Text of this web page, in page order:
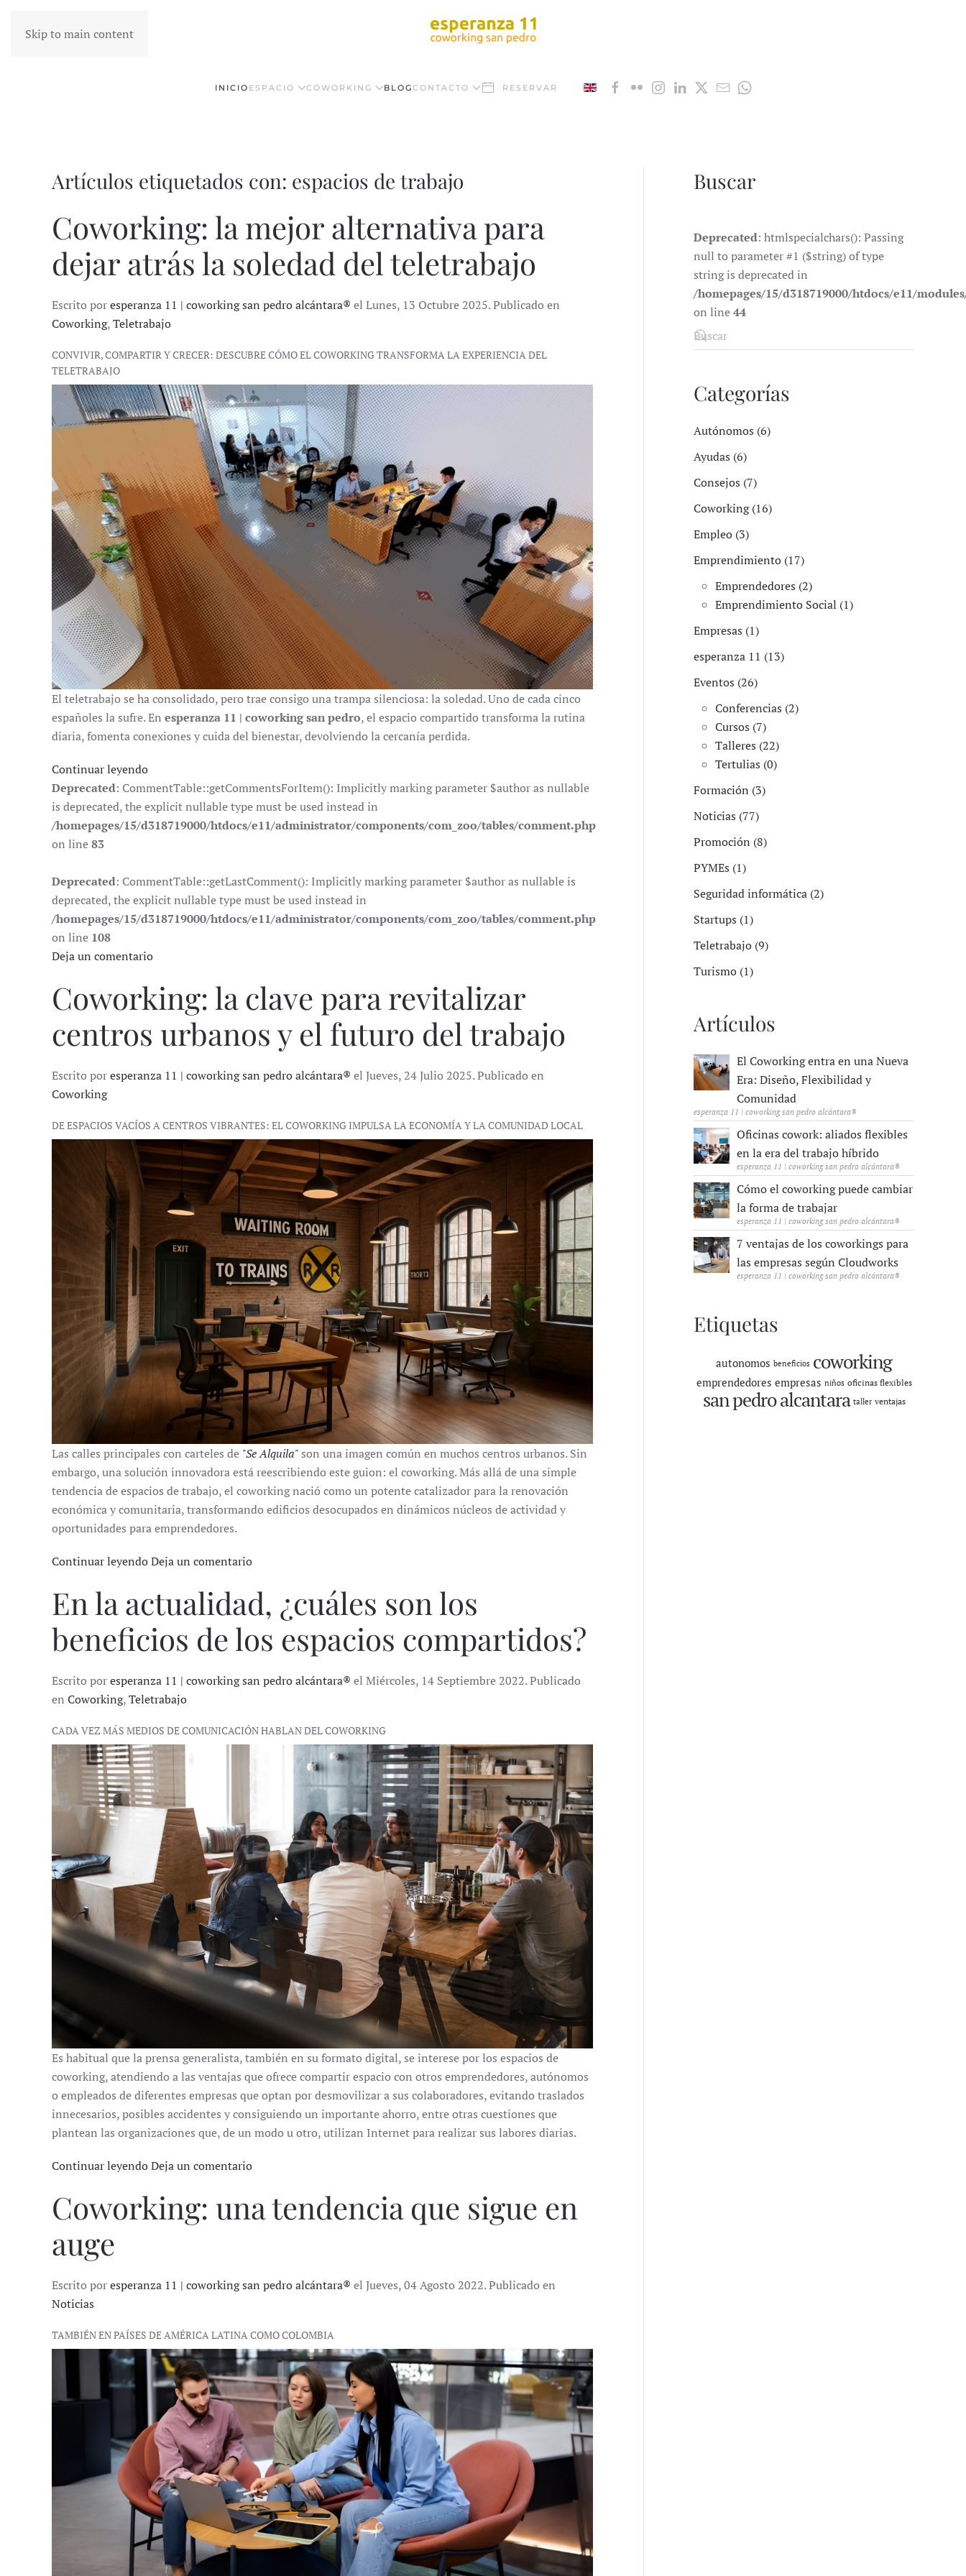
Skip to main content
INICIO ESPACIO COWORKING BLOGCONTACTO RESERVAR
Artículos etiquetados con: espacios de trabajo
Coworking: la mejor alternativa para
dejar atrás la soledad del teletrabajo
Escrito poresperanza 11 | coworking san pedro alcántara® el Lunes, 13 Octubre 2025. Publicado en
Coworking,Teletrabajo
CONVIVIR, COMPARTIR Y CRECER: DESCUBRE CÓMO EL COWORKING TRANSFORMA LA EXPERIENCIA DEL
TELETRABAJO
El teletrabajo se ha consolidado, pero trae consigo una trampa silenciosa: la soledad. Uno de cada cinco
españoles la sufre. En esperanza 11 | coworking san pedro, el espacio compartido transforma la rutina
diaria, fomenta conexiones y cuida del bienestar, devolviendo la cercanía perdida.
Continuar leyendo
Deprecated: CommentTable::getCommentsForItem(): Implicitly marking parameter $author as nullable
is deprecated, the explicit nullable type must be used instead in
/homepages/15/d318719000/htdocs/e11/administrator/components/com_zoo/tables/comment.php
on line83
Deprecated: CommentTable::getLastComment(): Implicitly marking parameter $author as nullable is
deprecated, the explicit nullable type must be used instead in
/homepages/15/d318719000/htdocs/e11/administrator/components/com_zoo/tables/comment.php
on line 108
Deja un comentario
Coworking: la clave para revitalizar
centros urbanos y el futuro del trabajo
Escrito poresperanza 11 | coworking san pedro alcántara® el Jueves, 24 Julio 2025. Publicado en
Coworking
DE ESPACIOS VACÍOS A CENTROS VIBRANTES: EL COWORKING IMPULSA LA ECONOMÍA Y LA COMUNIDAD LOCAL
Las calles principales con carteles de "Se Alquila" son una imagen común en muchos centros urbanos. Sin
embargo, una solución innovadora está reescribiendo este guion: el coworking. Más allá de una simple
tendencia de espacios de trabajo, el coworking nació como un potente catalizador para la renovación
económica y comunitaria, transformando edificios desocupados en dinámicos núcleos de actividad y
oportunidades para emprendedores.
Continuar leyendoDeja un comentario
En la actualidad, ¿cuáles son los
beneficios de los espacios compartidos?
Escrito poresperanza 11 | coworking san pedro alcántara® el Miércoles, 14 Septiembre 2022. Publicado
en Coworking,Teletrabajo
CADA VEZ MÁS MEDIOS DE COMUNICACIÓN HABLAN DEL COWORKING
Es habitual que la prensa generalista, también en su formato digital, se interese por los espacios de
coworking, atendiendo a las ventajas que ofrece compartir espacio con otros emprendedores, autónomos
o empleados de diferentes empresas que optan por desmovilizar a sus colaboradores, evitando traslados
innecesarios, posibles accidentes y consiguiendo un importante ahorro, entre otras cuestiones que
plantean las organizaciones que, de un modo u otro, utilizan Internet para realizar sus labores diarias.
Continuar leyendoDeja un comentario
Coworking: una tendencia que sigue en
auge
Escrito poresperanza 11 | coworking san pedro alcántara® el Jueves, 04 Agosto 2022. Publicado en
Noticias
TAMBIÉN EN PAÍSES DE AMÉRICA LATINA COMO COLOMBIA
Buscar
Deprecated: htmlspecialchars(): Passing
null to parameter #1 ($string) of type
string is deprecated in
/homepages/15/d318719000/htdocs/e11/
on line44
Categorías
Autónomos (6)
Ayudas (6)
Consejos (7)
Coworking (16)
Empleo (3)
Emprendimiento (17)
Emprendedores (2)
Emprendimiento Social (1)
Empresas (1)
esperanza 11 (13)
Eventos (26)
Conferencias (2)
Cursos (7)
Talleres (22)
Tertulias (0)
Formación (3)
Noticias (77)
Promoción (8)
PYMEs (1)
Seguridad informática (2)
Startups (1)
Teletrabajo (9)
Turismo (1)
Artículos
El Coworking entra en una Nueva
Era: Diseño, Flexibilidad y
Comunidad
esperanza 11 | coworking san pedro alcántara®
Oficinas cowork: aliados flexibles
en la era del trabajo híbrido
esperanza 11 | coworking san pedro alcántara®
Cómo el coworking puede cambiar
la forma de trabajar
esperanza 11 | coworking san pedro alcántara®
7 ventajas de los coworkings para
las empresas según Cloudworks
esperanza 11 | coworking san pedro alcántara®
Etiquetas
autonomos beneficios coworking
emprendedores empresas niños oficinas flexibles
san pedro alcantara taller ventajas